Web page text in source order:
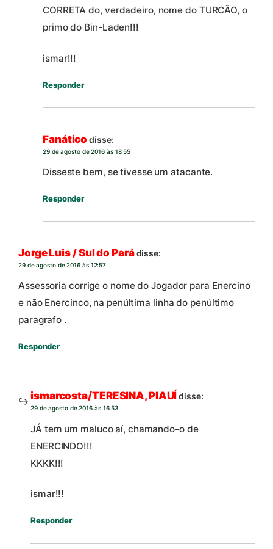
CORRETA do, verdadeiro, nome do TURCÃO, o
primo do Bin-Laden!!!
ismar!!!
Responder
Fanático disse:
29 de agosto de 2016 às 18:55
Disseste bem, se tivesse um atacante.
Responder
Jorge Luis / Sul do Parádisse:
29 de agosto de 2016 às 12:57
Assessoria corrige o nome do Jogador para Enercino
e não Enercinco, na penúltima linha do penúltimo
paragrafo .
Responder
ismarcosta/TERESINA, PIAUÍdisse:
29 de agosto de 2016 às 16:53
JÁ tem um maluco aí, chamando-o de
ENERCINDO!!!
KKKK!!!
ismar!!!
Responder